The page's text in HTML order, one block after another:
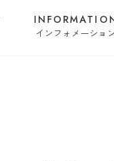
インフォメーショ